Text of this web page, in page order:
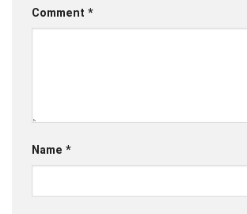
Comment *
Name *